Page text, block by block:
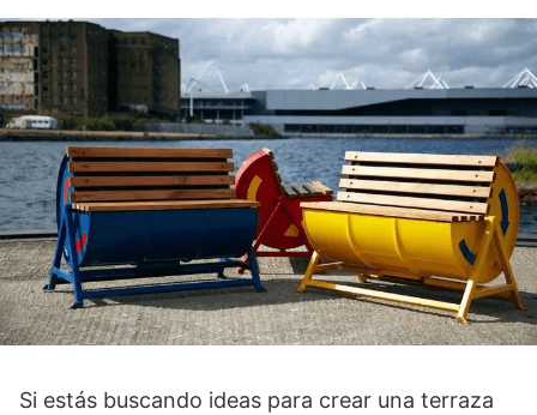
Si estás buscando ideas para crear una terraza